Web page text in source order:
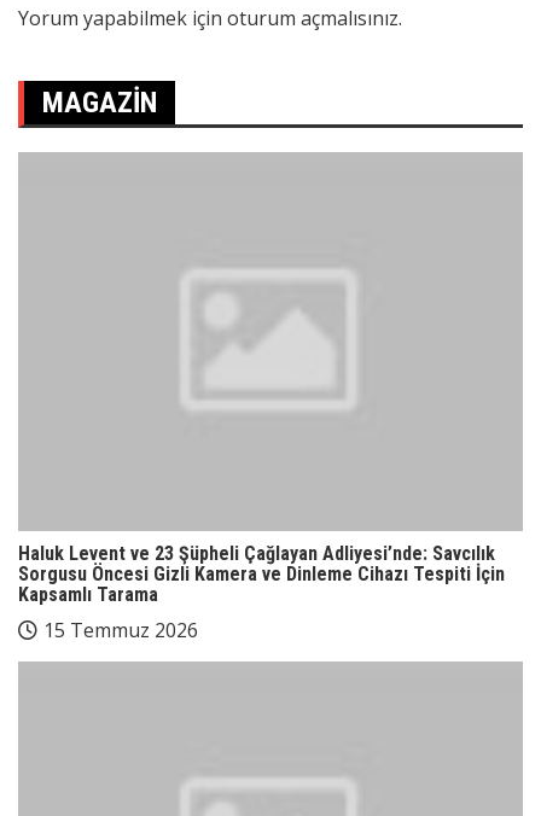
Yorum yapabilmek için oturum açmalısınız.
MAGAZIN
Haluk Levent ve 23 Şüpheli Çağlayan Adliyesi’nde: Savcılık
Sorgusu Öncesi Gizli Kamera ve Dinleme Cihazı Tespiti İçin
Kapsamlı Tarama
15 Temmuz 2026